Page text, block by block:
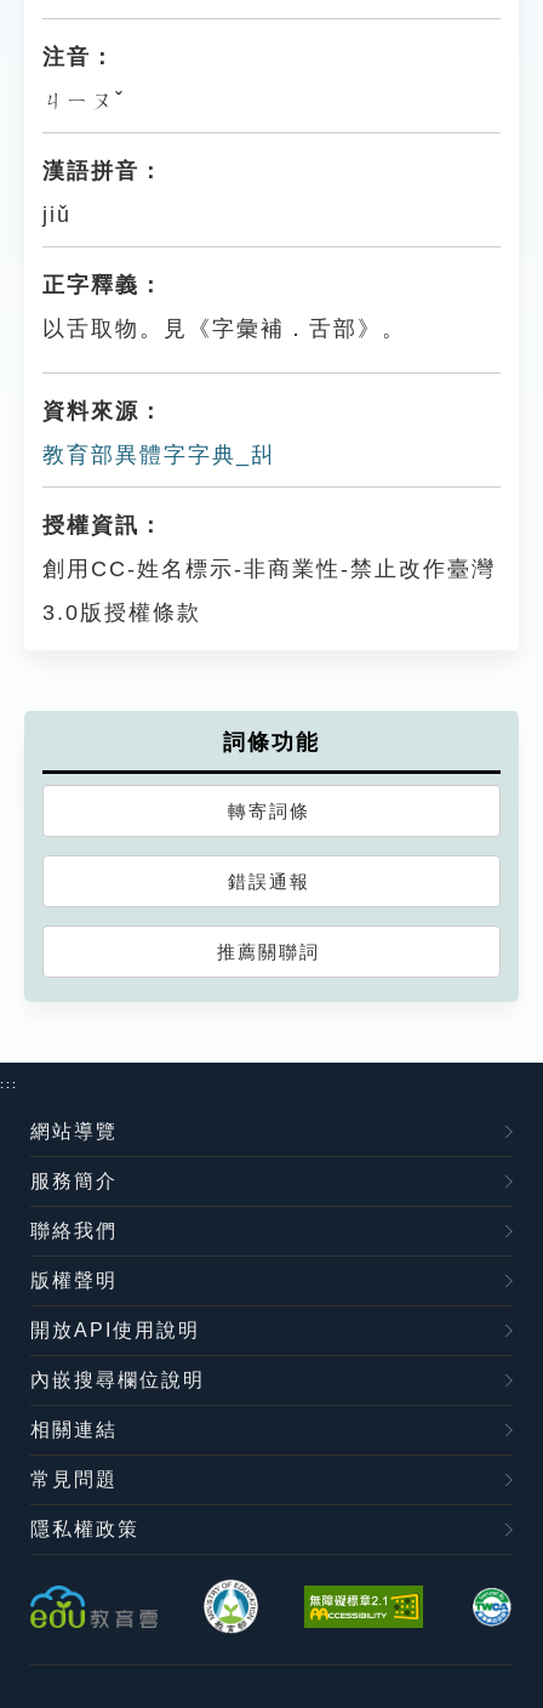
注音：
ㄐㄧㄡˇ
漢語拼音：
jiǔ
正字釋義：
以舌取物。見《字彙補．舌部》。
資料來源：
教育部異體字字典_舏
授權資訊：
創用CC-姓名標示-非商業性-禁止改作臺灣
3.0版授權條款
詞條功能
轉寄詞條
錯誤通報
推薦關聯詞
:::
網站導覽
服務簡介
聯絡我們
版權聲明
開放API使用說明
內嵌搜尋欄位說明
相關連結
常見問題
隱私權政策